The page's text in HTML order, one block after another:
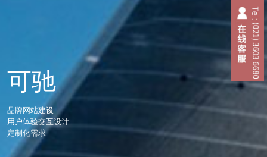
可驰
品牌网站建设
用户体验交互设计
定制化需求